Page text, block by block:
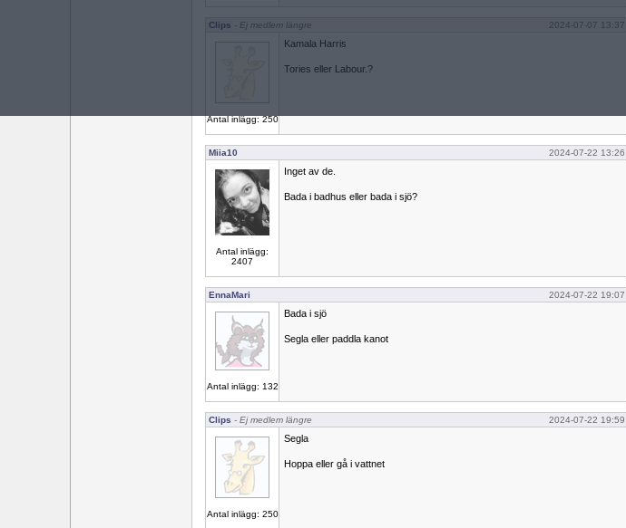
Clips - Ej medlem längre 2024-07-07 13:37
Antal inlägg: 250
Kamala Harris
Tories eller Labour.?
Miia10 2024-07-22 13:26
Antal inlägg:
2407
Inget av de.
Bada i badhus eller bada i sjö?
EnnaMari 2024-07-22 19:07
Antal inlägg: 132
Bada i sjö
Segla eller paddla kanot
Clips - Ej medlem längre 2024-07-22 19:59
Antal inlägg: 250
Segla
Hoppa eller gå i vattnet